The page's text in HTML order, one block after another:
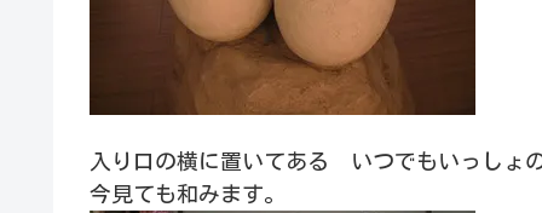
入り口の横に置いてある いつでもいっしょ
今見ても和みます。